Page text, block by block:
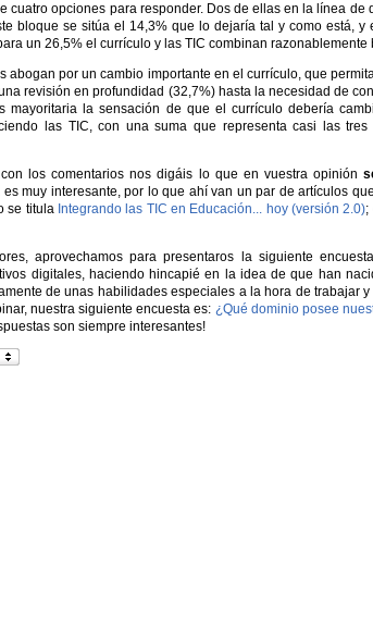
cuatro opciones para responder. Dos de ellas en la línea
bloque se sitúa el 14,3% que lo dejaría tal y como está, y
un 26,5% el currículo y las TIC combinan razonablemente
abogan por un cambio importante en el currículo, que
revisión en profundidad (32,7%) hasta la necesidad de
mayoritaria la sensación de que el currículo debería
las TIC, con una suma que representa casi las
los comentarios nos digáis lo que en vuestra opinión
es muy interesante, por lo que ahí van un par de artículos
se titula Integrando las TIC en Educación... hoy (versión 2.0);
aprovechamos para presentaros la siguiente
digitales, haciendo hincapié en la idea de que han
de unas habilidades especiales a la hora de trabajar
nuestra siguiente encuesta es: ¿Qué dominio posee
son siempre interesantes!